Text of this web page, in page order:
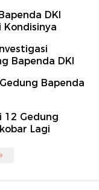
DKI
Kondisinya
Bapenda DKI
Bapenda
12 Gedung
Lagi